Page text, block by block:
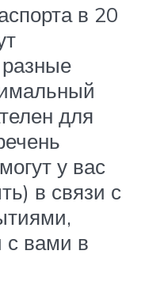
в 20
для
у вас
в связи с
с вами в